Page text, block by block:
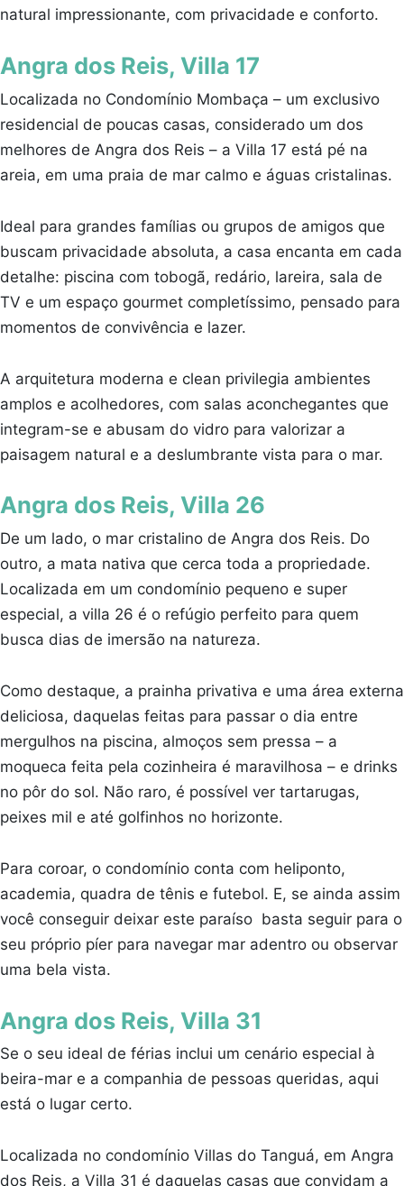
natural impressionante, com privacidade e conforto.
Angra dos Reis, Villa 17
Localizada no Condomínio Mombaça – um exclusivo
residencial de poucas casas, considerado um dos
melhores de Angra dos Reis – a Villa 17 está pé na
areia, em uma praia de mar calmo e águas cristalinas.
Ideal para grandes famílias ou grupos de amigos que
buscam privacidade absoluta, a casa encanta em cada
detalhe: piscina com tobogã, redário, lareira, sala de
TV e um espaço gourmet completíssimo, pensado para
momentos de convivência e lazer.
A arquitetura moderna e clean privilegia ambientes
amplos e acolhedores, com salas aconchegantes que
integram-se e abusam do vidro para valorizar a
paisagem natural e a deslumbrante vista para o mar.
Angra dos Reis, Villa 26
De um lado, o mar cristalino de Angra dos Reis. Do
outro, a mata nativa que cerca toda a propriedade.
Localizada em um condomínio pequeno e super
especial, a villa 26 é o refúgio perfeito para quem
busca dias de imersão na natureza.
Como destaque, a prainha privativa e uma área externa
deliciosa, daquelas feitas para passar o dia entre
mergulhos na piscina, almoços sem pressa – a
moqueca feita pela cozinheira é maravilhosa – e drinks
no pôr do sol. Não raro, é possível ver tartarugas,
peixes mil e até golfinhos no horizonte.
Para coroar, o condomínio conta com heliponto,
academia, quadra de tênis e futebol. E, se ainda assim
você conseguir deixar este paraíso basta seguir para o
seu próprio píer para navegar mar adentro ou observar
uma bela vista.
Angra dos Reis, Villa 31
Se o seu ideal de férias inclui um cenário especial à
beira-mar e a companhia de pessoas queridas, aqui
está o lugar certo.
Localizada no condomínio Villas do Tanguá, em Angra
dos Reis, a Villa 31 é daquelas casas que convidam a